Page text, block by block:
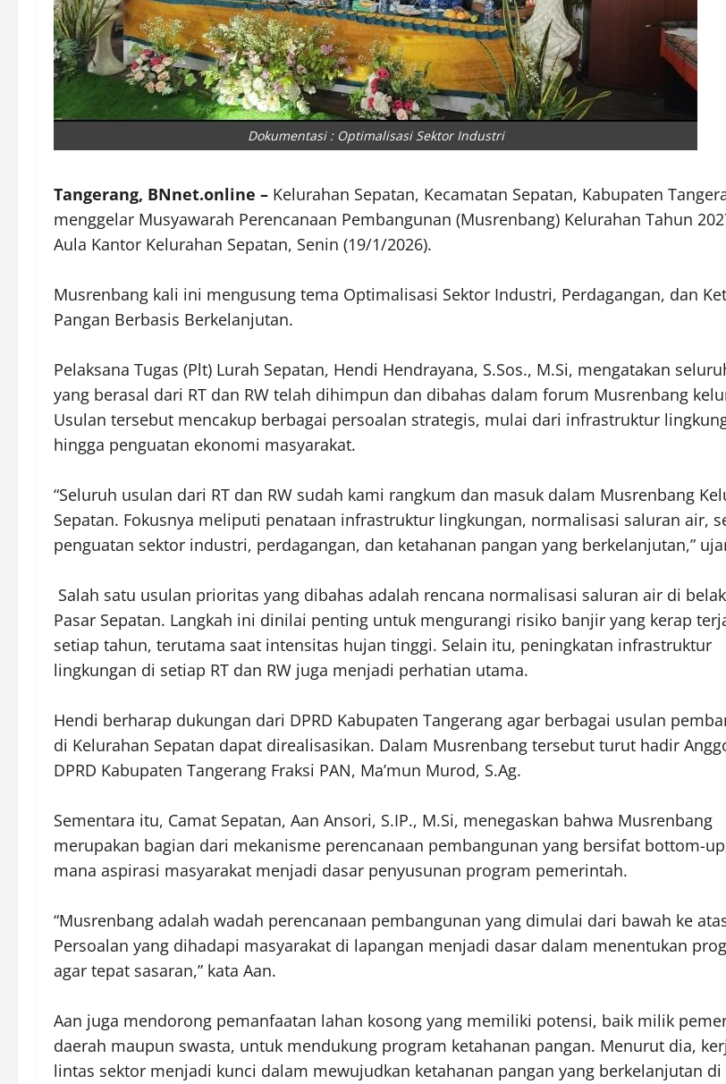
Dokumentasi : Optimalisasi Sektor Industri
Tangerang, BNnet.online – Kelurahan Sepatan, Kecamatan Sepatan, Kabupaten
menggelar Musyawarah Perencanaan Pembangunan (Musrenbang) Kelurahan Tahun
Aula Kantor Kelurahan Sepatan, Senin (19/1/2026).
‎Musrenbang kali ini mengusung tema Optimalisasi Sektor Industri, Perdagangan, dan
Pangan Berbasis Berkelanjutan.
‎Pelaksana Tugas (Plt) Lurah Sepatan, Hendi Hendrayana, S.Sos., M.Si, mengatakan
yang berasal dari RT dan RW telah dihimpun dan dibahas dalam forum Musrenbang
Usulan tersebut mencakup berbagai persoalan strategis, mulai dari infrastruktur
hingga penguatan ekonomi masyarakat.
‎“Seluruh usulan dari RT dan RW sudah kami rangkum dan masuk dalam Musrenbang
Sepatan. Fokusnya meliputi penataan infrastruktur lingkungan, normalisasi saluran air,
penguatan sektor industri, perdagangan, dan ketahanan pangan yang berkelanjutan,”
Salah satu usulan prioritas yang dibahas adalah rencana normalisasi saluran air di
Pasar Sepatan. Langkah ini dinilai penting untuk mengurangi risiko banjir yang kerap
setiap tahun, terutama saat intensitas hujan tinggi. Selain itu, peningkatan infrastruktur
lingkungan di setiap RT dan RW juga menjadi perhatian utama.
‎Hendi berharap dukungan dari DPRD Kabupaten Tangerang agar berbagai usulan
di Kelurahan Sepatan dapat direalisasikan. Dalam Musrenbang tersebut turut hadir
DPRD Kabupaten Tangerang Fraksi PAN, Ma’mun Murod, S.Ag.
‎Sementara itu, Camat Sepatan, Aan Ansori, S.IP., M.Si, menegaskan bahwa Musrenbang
merupakan bagian dari mekanisme perencanaan pembangunan yang bersifat bottom-
mana aspirasi masyarakat menjadi dasar penyusunan program pemerintah.
‎“Musrenbang adalah wadah perencanaan pembangunan yang dimulai dari bawah ke
Persoalan yang dihadapi masyarakat di lapangan menjadi dasar dalam menentukan
agar tepat sasaran,” kata Aan.
‎Aan juga mendorong pemanfaatan lahan kosong yang memiliki potensi, baik milik
daerah maupun swasta, untuk mendukung program ketahanan pangan. Menurut dia,
lintas sektor menjadi kunci dalam mewujudkan ketahanan pangan yang berkelanjutan di